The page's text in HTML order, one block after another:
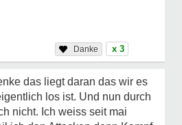
x 3
das liegt daran das wir es
los ist. Und nun durch
nicht. Ich weiss seit mai